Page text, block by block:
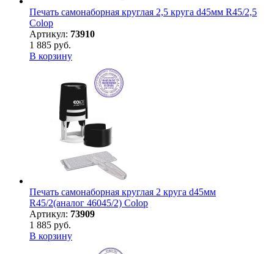
Печать самонаборная круглая 2,5 круга d45мм R45/2,5
Colop
Артикул: 73910
1 885 руб.
В корзину
Печать самонаборная круглая 2 круга d45мм
R45/2(аналог 46045/2) Colop
Артикул: 73909
1 885 руб.
В корзину